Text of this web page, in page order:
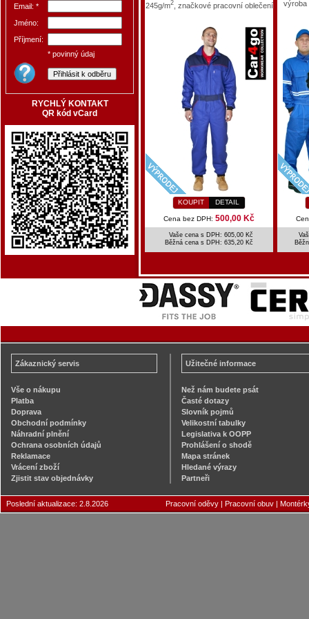
Email: *
Jméno:
Příjmení:
* povinný údaj
RYCHLÝ KONTAKT
QR kód vCard
245g/m2, značkové pracovní oblečení
KOUPIT DETAIL
Cena bez DPH: 500,00 Kč
Vaše cena s DPH: 605,00 Kč
Běžná cena s DPH: 635,20 Kč
výroba
Zákaznický servis
Vše o nákupu
Platba
Doprava
Obchodní podmínky
Náhradní plnění
Ochrana osobních údajů
Reklamace
Vrácení zboží
Zjistit stav objednávky
Užitečné informace
Než nám budete psát
Časté dotazy
Slovník pojmů
Velikostní tabulky
Legislativa k OOPP
Prohlášení o shodě
Mapa stránek
Hledané výrazy
Partneři
Poslední aktualizace: 2.8.2026 Pracovní oděvy | Pracovní obuv |